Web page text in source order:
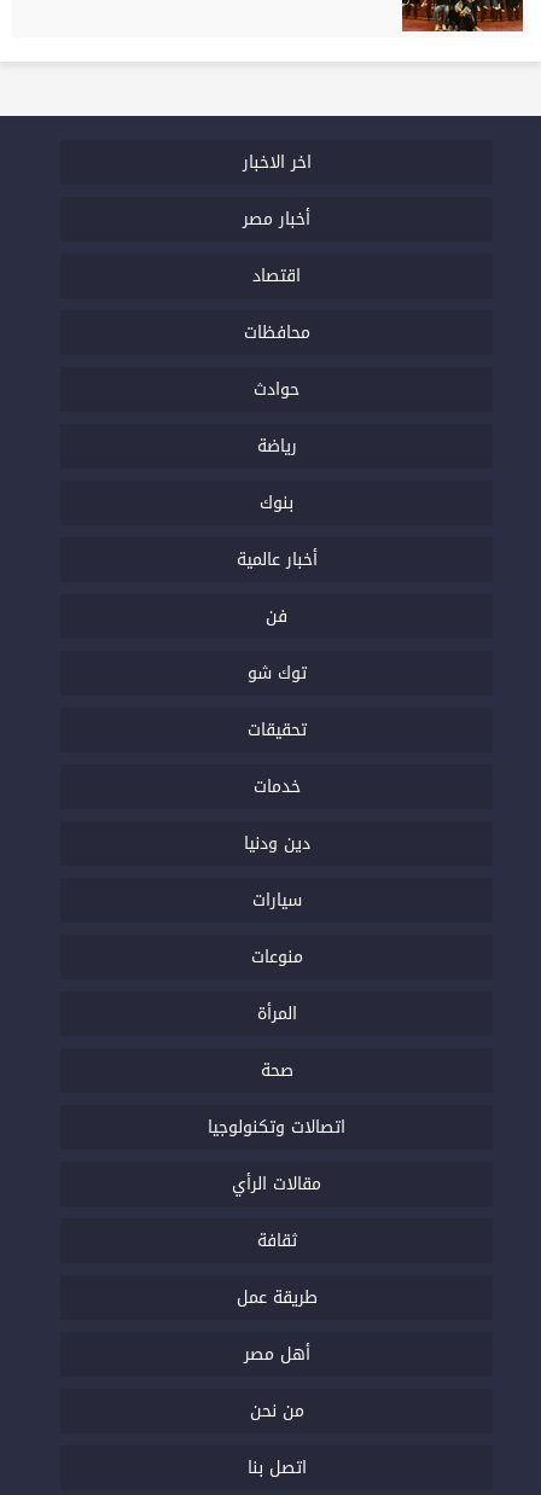
اخر الاخبار
أخبار مصر
اقتصاد
محافظات
حوادث
رياضة
بنوك
أخبار عالمية
فن
توك شو
تحقيقات
خدمات
دين ودنيا
سيارات
منوعات
المرأة
صحة
اتصالات وتكنولوجيا
مقالات الرأي
ثقافة
طريقة عمل
أهل مصر
من نحن
اتصل بنا